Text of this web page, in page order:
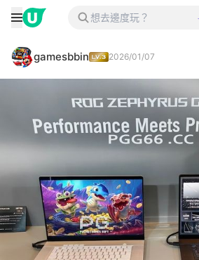
gamesbbin 2026/01/07